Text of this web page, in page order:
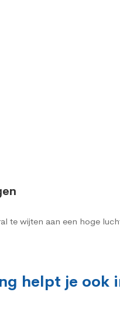
te wijten aan een hoge
helpt je ook